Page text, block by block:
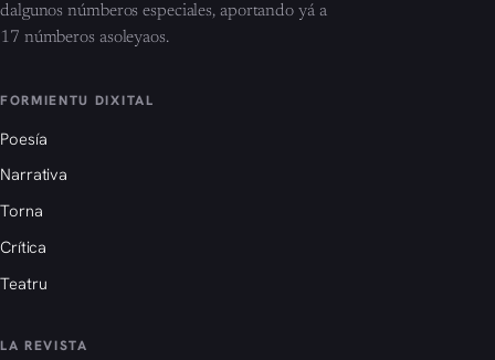
dalgunos númberos especiales, aportando yá a
17 númberos asoleyaos.
FORMIENTU DIXITAL
Poesía
Narrativa
Torna
Crítica
Teatru
LA REVISTA